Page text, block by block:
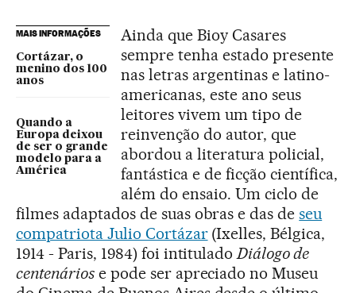
MAIS INFORMAÇÕES
Cortázar, o
menino dos 100
anos
Quando a
Europa deixou
de ser o grande
modelo para a
América
Ainda que Bioy Casares
sempre tenha estado presente
nas letras argentinas e latino-
americanas, este ano seus
leitores vivem um tipo de
reinvenção do autor, que
abordou a literatura policial,
fantástica e de ficção científica,
além do ensaio. Um ciclo de
filmes adaptados de suas obras e das deseu
compatriota Julio Cortázar(Ixelles, Bélgica,
1914 - Paris, 1984) foi intitulado Diálogo de
centenáriose pode ser apreciado no Museu